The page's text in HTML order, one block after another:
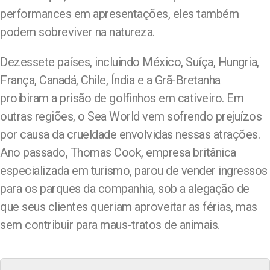
performances em apresentações, eles também
podem sobreviver na natureza.
Dezessete países, incluindo México, Suíça, Hungria,
França, Canadá, Chile, Índia e a Grã-Bretanha
proibiram a prisão de golfinhos em cativeiro. Em
outras regiões, o Sea World vem sofrendo prejuízos
por causa da crueldade envolvidas nessas atrações.
Ano passado, Thomas Cook, empresa britânica
especializada em turismo, parou de vender ingressos
para os parques da companhia, sob a alegação de
que seus clientes queriam aproveitar as férias, mas
sem contribuir para maus-tratos de animais.